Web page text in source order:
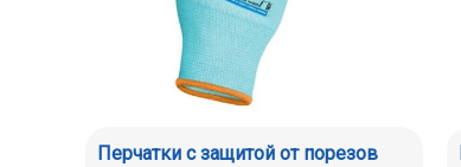
Перчатки c защитой от порезов